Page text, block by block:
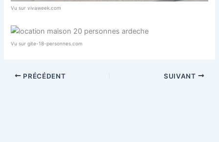
Vu sur vivaweek.com
Vu sur gite-18-personnes.com
PRÉCÉDENT SUIVANT